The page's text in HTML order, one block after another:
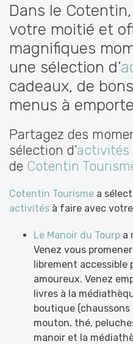
Dans le
votre moitié et
magnifiques
une sélection d’
cadeaux, de
menus à
Partagez des
sélection d’activités
de Cotentin
Cotentin Tourisme a
activités à faire avec
Le Manoir du Tourp a
Venez vous
librement accessible
amoureux. Venez
livres à la
boutique (chaussons
mouton, thé,
manoir et la